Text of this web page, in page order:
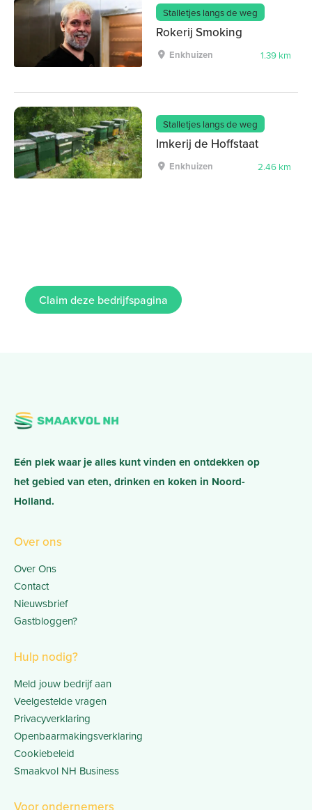
Stalletjes langs de weg
Rokerij Smoking
Enkhuizen 1.39 km
Stalletjes langs de weg
Imkerij de Hoffstaat
Enkhuizen 2.46 km
Claim deze bedrijfspagina
Eén plek waar je alles kunt vinden en ontdekken op
het gebied van eten, drinken en koken in Noord-
Holland.
Over ons
Over Ons
Contact
Nieuwsbrief
Gastbloggen?
Hulp nodig?
Meld jouw bedrijf aan
Veelgestelde vragen
Privacyverklaring
Openbaarmakingsverklaring
Cookiebeleid
Smaakvol NH Business